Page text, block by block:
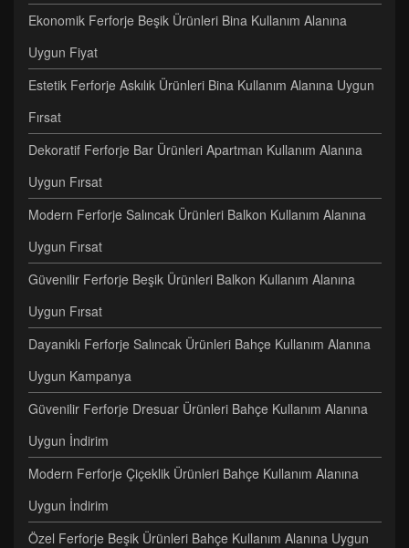
Ekonomik Ferforje Beşik Ürünleri Bina Kullanım Alanına
Uygun Fiyat
Estetik Ferforje Askılık Ürünleri Bina Kullanım Alanına Uygun
Fırsat
Dekoratif Ferforje Bar Ürünleri Apartman Kullanım Alanına
Uygun Fırsat
Modern Ferforje Salıncak Ürünleri Balkon Kullanım Alanına
Uygun Fırsat
Güvenilir Ferforje Beşik Ürünleri Balkon Kullanım Alanına
Uygun Fırsat
Dayanıklı Ferforje Salıncak Ürünleri Bahçe Kullanım Alanına
Uygun Kampanya
Güvenilir Ferforje Dresuar Ürünleri Bahçe Kullanım Alanına
Uygun İndirim
Modern Ferforje Çiçeklik Ürünleri Bahçe Kullanım Alanına
Uygun İndirim
Özel Ferforje Beşik Ürünleri Bahçe Kullanım Alanına Uygun